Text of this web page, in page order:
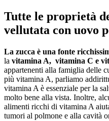
Tutte le proprietà
vellutata con uovo
La zucca è una fonte
la vitamina A, vitamina C e
appartenenti alla famiglia delle
più vitamina A, parliamo
vitamina A è essenziale per la
molto bene alla vista. Inoltre,
alimenti ricchi di vitamina A
tumori al polmone e alla cavità